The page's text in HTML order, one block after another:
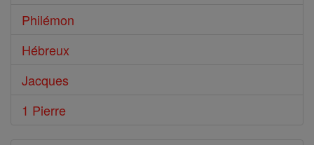
Philémon
Hébreux
Jacques
1 Pierre